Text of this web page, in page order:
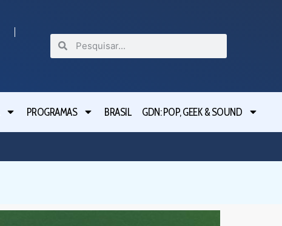
PROGRAMAS BRASIL GDN: POP, GEEK & SOUND
São